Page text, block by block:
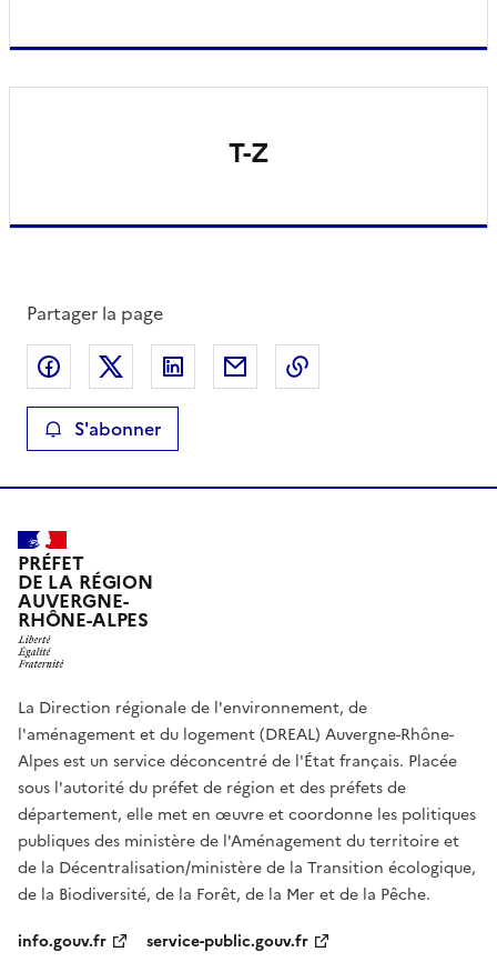
T-Z
Partager la page
Partager sur Facebook
Partager sur XPartager sur LinkedIn
Partager par email
S'abonner
PRÉFET
DE LA RÉGION
AUVERGNE-
RHÔNE-ALPES
La Direction régionale de l'environnement, de
l'aménagement et du logement (DREAL) Auvergne-Rhône-
Alpes est un service déconcentré de l'État français. Placée
sous l'autorité du préfet de région et des préfets de
département, elle met en œuvre et coordonne les politiques
publiques des ministère de l'Aménagement du territoire et
de la Décentralisation/ministère de la Transition écologique,
de la Biodiversité, de la Forêt, de la Mer et de la Pêche.
info.gouv.fr
service-public.gouv.fr